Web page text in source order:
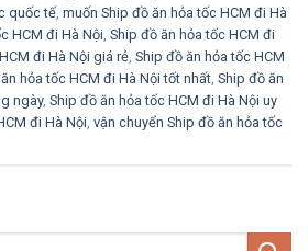
quốc tế muốn Ship đồ ăn hỏa tốc HCM đi Hà
HCM đi Hà Nội Ship đồ ăn hỏa tốc HCM đi
đi Hà Nội giá rẻ Ship đồ ăn hỏa tốc HCM
hỏa tốc HCM đi Hà Nội tốt nhất Ship đồ ăn
ngày, Ship đồ ăn hỏa tốc HCM đi Hà Nội uy
đi Hà Nội vận chuyển Ship đồ ăn hỏa tốc